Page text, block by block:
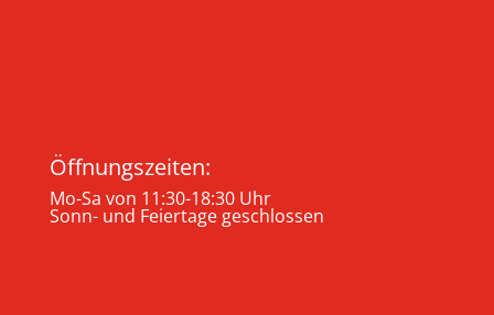
Öffnungszeiten:
Mo-Sa von 11:30-18:30 Uhr
Sonn- und Feiertage geschlossen